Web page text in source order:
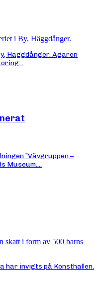
Häggdånger. Ägaren
”Vävgruppen –
Museum....
har invigts på Konsthallen.